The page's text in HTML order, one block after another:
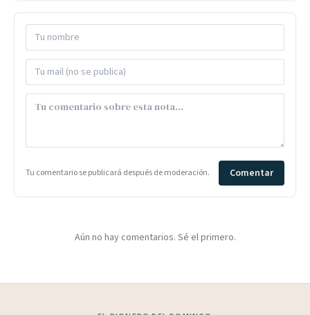
Tu comentario se publicará después de moderación. Comentar
Aún no hay comentarios. Sé el primero.